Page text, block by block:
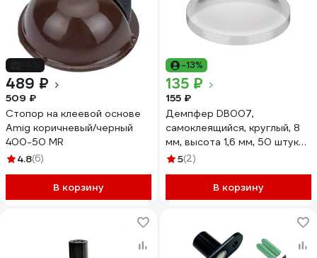
489 ₽
509 ₽
Стопор на клеевой основе
Amig коричневый/черный
400-50 MR
4.8(6)
В корзину
-13%
135 ₽
155 ₽
Демпфер DB007,
самоклеящийся, круглый, 8
мм, высота 1,6 мм, 50 штук
Hafele 356.27.411
5(2)
В корзину